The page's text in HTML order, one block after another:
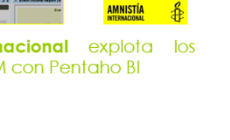
+ info